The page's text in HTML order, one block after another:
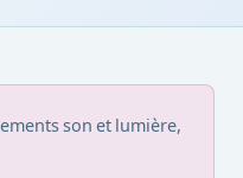
son et lumière,